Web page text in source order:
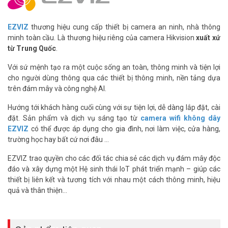
Tính năng nổi bật
Bên cạnh hướng dẫn thiết lập thì A1 cũng gửi cảnh báo bằng
giọng nói trong những trường hợp khẩn cấp.
Khi cảm biến được kích hoạt thì người dùng sẽ nhận được
thông báo tức thì trên điện thoại
Lựa chọn chế độ một cách linh hoạt, cho thiết bị biết bạn
đang ở đâu. Giúp chọn được chế độ tương ứng thông qua
ứng dụng Ezviz
Giải pháp tích hợp, hỗ trợ 32 đầu dò giúp đạt đến khả năng vô
hạn
Hoạt độn cùng những thiết bị cảnh báo khác, đem lại hệ
Với ứng dụng Ezviz thì người dùng có thể điều khiển từ xa kể
cả khi vắng nhà
Thông số kĩ thuật bộ báo động trung tâm
EZVIZ thương hiệu cung cấp thiết bị camera an ninh, nhà thông
minh toàn cầu. Là thương hiệu riêng của camera Hikvisionxuất xứ
từ Trung Quốc
Với sứ mệnh tạo ra một cuộc sống an toàn, thông minh và tiện lợi
cho người dùng thông qua các thiết bị thông minh, nền tảng dựa
trên đám mây và công nghệ AI.
Hướng tới khách hàng cuối cùng với sự tiện lợi, dễ dàng lắp đặt, cài
đặt. Sản phẩm và dịch vụ sáng tạo từ camera wifi không dây
EZVIZ có thể được áp dụng cho gia đình, nơi làm việc, cửa hàng,
trường học hay bất cứ nơi đâu …
EZVIZ trao quyền cho các đối tác chia sẻ các dịch vụ đám mây độc
đáo và xây dựng một Hệ sinh thái IoT phát triển mạnh – giúp các
thiết bị liên kết và tương tích với nhau một cách thông minh, hiệu
quả và thân thiện…